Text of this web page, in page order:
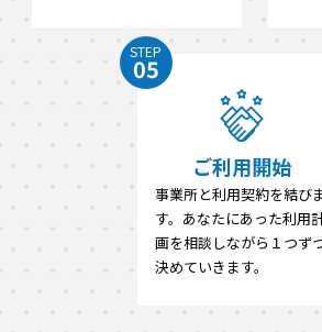
STEP
05
ご利用開始
事業所と利用契約を結び
す。あなたにあった利用
画を相談しながら１つず
決めていきます。